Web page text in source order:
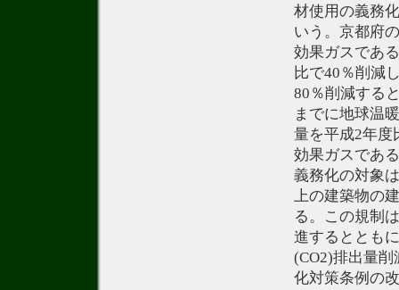
材使用の義務
いう。京都府
効果ガスであ
比で40％削減
80％削減する
までに地球温
量を平成2年度
効果ガスであ
義務化の対象
上の建築物の
る。この規制
進するととも
(CO2)排出量
化対策条例の